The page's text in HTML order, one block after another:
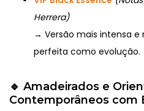
Herrera)
→ Versão mais intensa e
perfeita como evolução.
🔹 Amadeirados e
Contemporâneos com